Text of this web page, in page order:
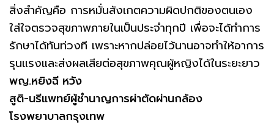
สิ่งสำคัญคือ การหมั่นสังเกตความผิดปกติของตนเอง
ใส่ใจตรวจสุขภาพภายในเป็นประจำทุกปี เพื่อจะได้ทำการ
รักษาได้ทันท่วงที เพราะหากปล่อยไว้นานอาจทำให้อาการ
รุนแรงและส่งผลเสียต่อสุขภาพคุณผู้หญิงได้ในระยะยาว
พญ.หยิงฉี หวัง
สูติ-นรีแพทย์ผู้ชำนาญการผ่าตัดผ่านกล้อง
โรงพยาบาลกรุงเทพ